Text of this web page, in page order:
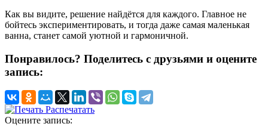
Как вы видите, решение найдётся для каждого. Главное не
бойтесь экспериментировать, и тогда даже самая маленькая
ванна, станет самой уютной и гармоничной.
Понравилось? Поделитесь с друзьями и оцените
запись:
Распечатать
Оцените запись: